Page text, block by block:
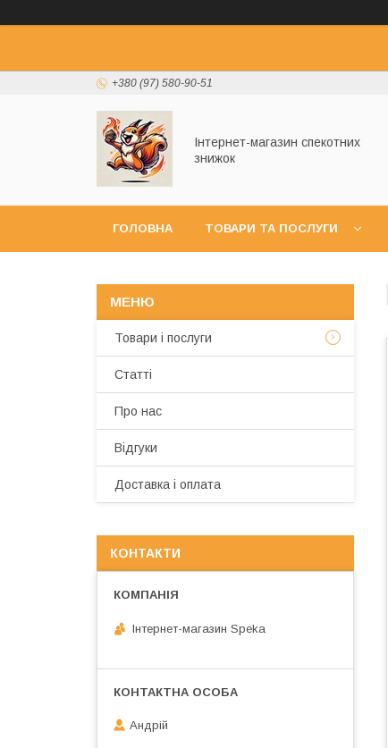
+380 (97) 580-90-51
Інтернет-магазин спекотних
знижок
ГОЛОВНА ТОВАРИ ТА ПОСЛУГИ
Товари і послуги
Статті
Про нас
Відгуки
Доставка і оплата
КОНТАКТИ
Інтернет-магазин Speka
Андрій